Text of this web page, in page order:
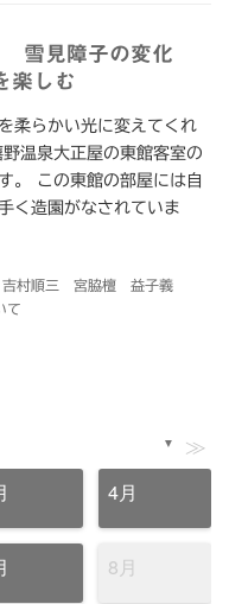
雪見障子の変化
楽しむ
柔らかい光に変えてくれ
温泉大正屋の東館客室の
。 この東館の部屋には自
く造園がなされていま
吉村順三 宮脇檀 益子義
て
▼ ≫
4月
8月